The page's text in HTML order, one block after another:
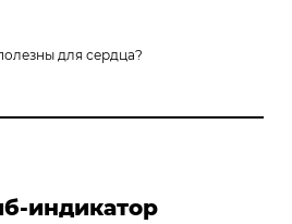
для сердца?
индикатор